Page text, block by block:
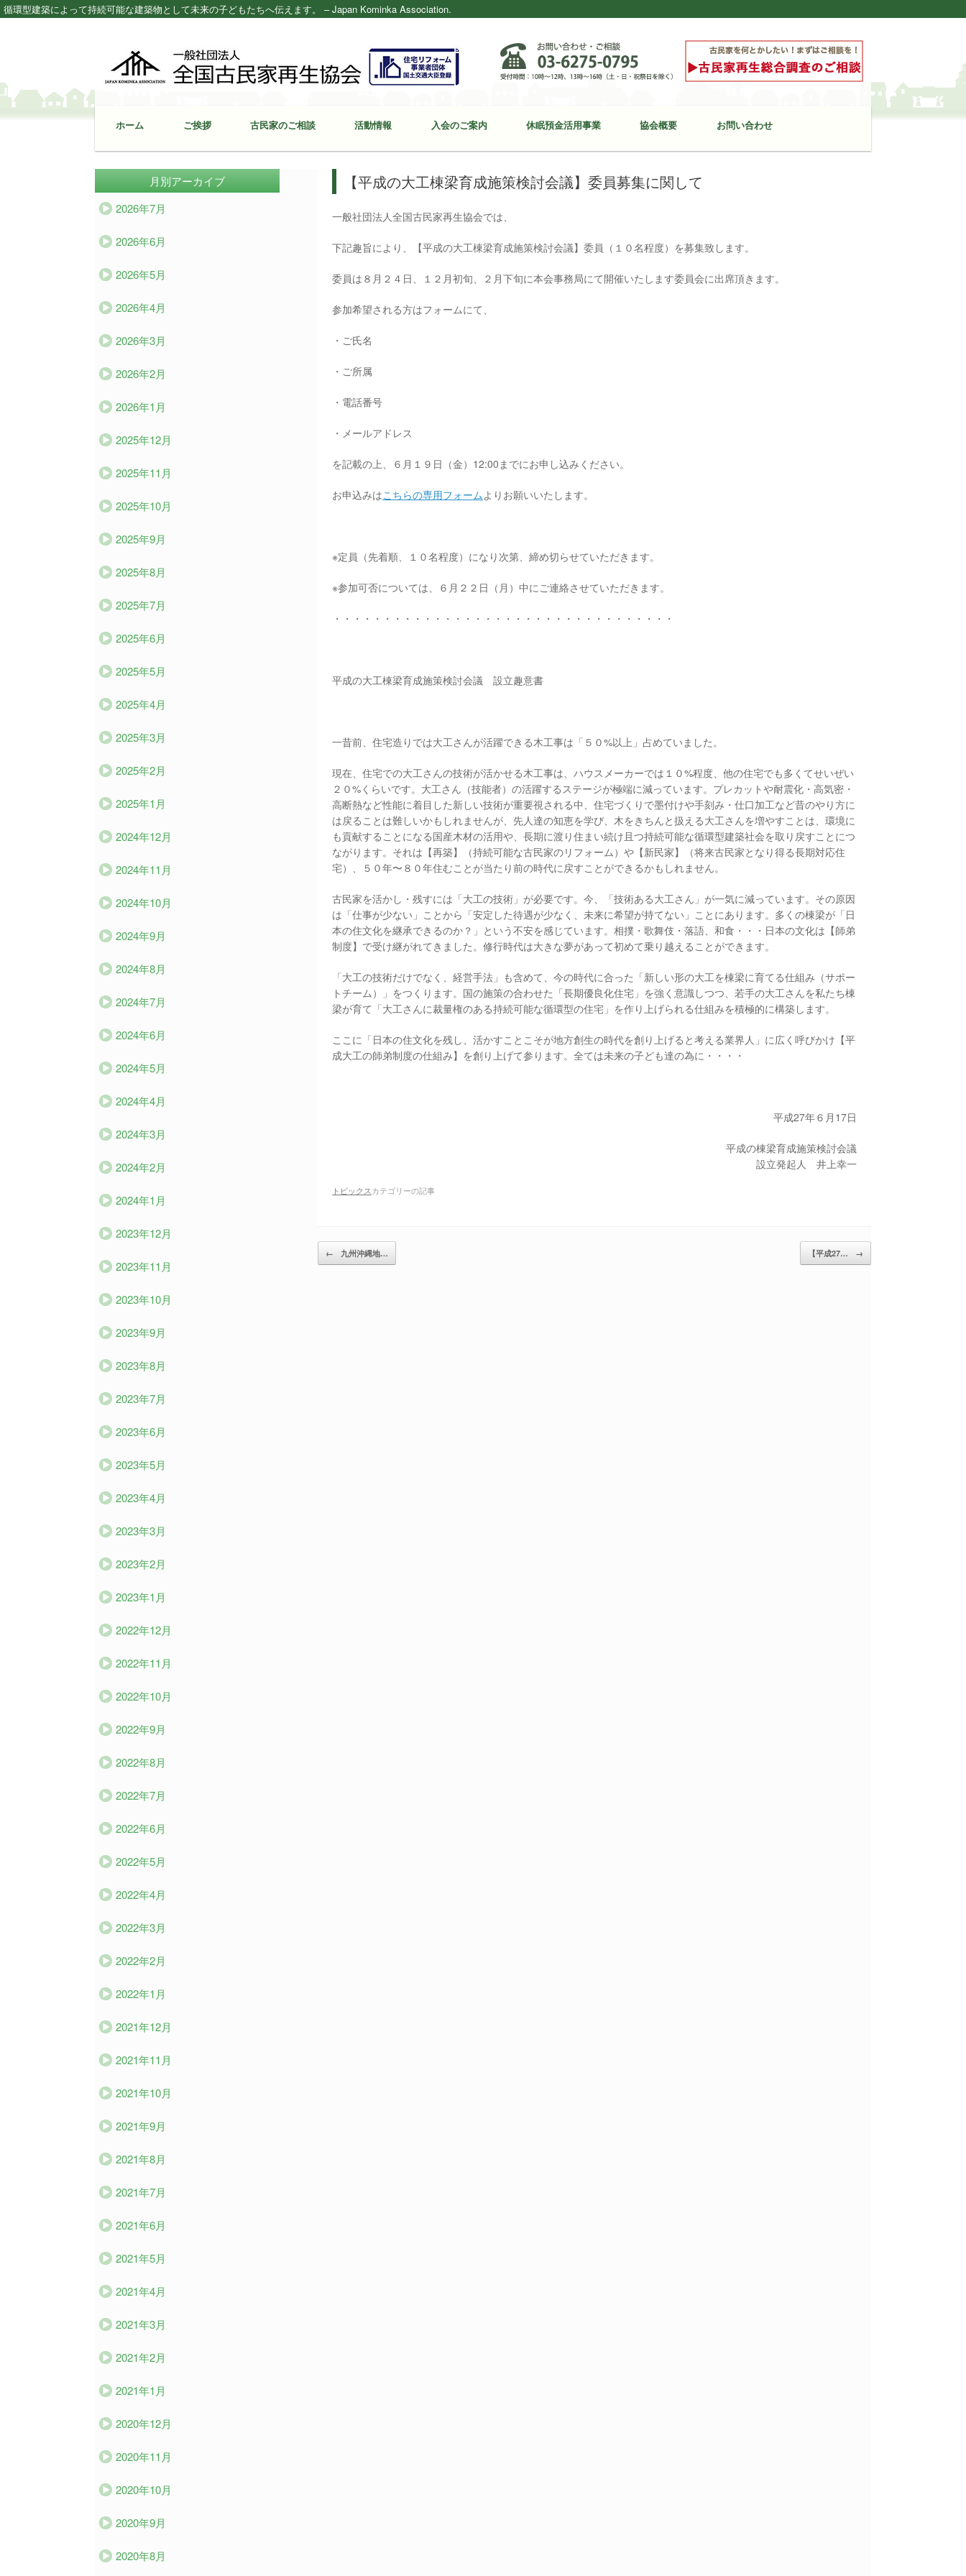
循環型建築によって持続可能な建築物として未来の子どもたちへ伝えます。 – Japan Kominka Association.
ホーム ご挨拶 古民家のご相談 活動情報 入会のご案内 休眠預金活用事業 協会概要 お問い合わせ
【平成の大工棟梁育成施策検討会議】委員募集に関して
一般社団法人全国古民家再生協会では、
下記趣旨により、【平成の大工棟梁育成施策検討会議】委員（１０名程度）を募集致します。
委員は８月２４日、１２月初旬、２月下旬に本会事務局にて開催いたします委員会に出席頂きます。
参加希望される方はフォームにて、
・ご氏名
・ご所属
・電話番号
・メールアドレス
を記載の上、６月１９日（金）12:00までにお申し込みください。
お申込みはこちらの専用フォームよりお願いいたします。
※定員（先着順、１０名程度）になり次第、締め切らせていただきます。
※参加可否については、６月２２日（月）中にご連絡させていただきます。
・・・・・・・・・・・・・・・・・・・・・・・・・・・・・・・・・・
平成の大工棟梁育成施策検討会議 設立趣意書
一昔前、住宅造りでは大工さんが活躍できる木工事は「５０%以上」占めていました。
現在、住宅での大工さんの技術が活かせる木工事は、ハウスメーカーでは１０%程度、他の住宅でも多くてせいぜい
２０%くらいです。大工さん（技能者）の活躍するステージが極端に減っています。プレカットや耐震化・高気密・
高断熱など性能に着目した新しい技術が重要視される中、住宅づくりで墨付けや手刻み・仕口加工など昔のやり方に
は戻ることは難しいかもしれませんが、先人達の知恵を学び、木をきちんと扱える大工さんを増やすことは、環境に
も貢献することになる国産木材の活用や、長期に渡り住まい続け且つ持続可能な循環型建築社会を取り戻すことにつ
ながります。それは【再築】（持続可能な古民家のリフォーム）や【新民家】（将来古民家となり得る長期対応住
宅）、５０年〜８０年住むことが当たり前の時代に戻すことができるかもしれません。
古民家を活かし・残すには「大工の技術」が必要です。今、「技術ある大工さん」が一気に減っています。その原因
は「仕事が少ない」ことから「安定した待遇が少なく、未来に希望が持てない」ことにあります。多くの棟梁が「日
本の住文化を継承できるのか？」という不安を感じています。相撲・歌舞伎・落語、和食・・・日本の文化は【師弟
制度】で受け継がれてきました。修行時代は大きな夢があって初めて乗り越えることができます。
「大工の技術だけでなく、経営手法」も含めて、今の時代に合った「新しい形の大工を棟梁に育てる仕組み（サポー
トチーム）」をつくります。国の施策の合わせた「長期優良化住宅」を強く意識しつつ、若手の大工さんを私たち棟
梁が育て「大工さんに裁量権のある持続可能な循環型の住宅」を作り上げられる仕組みを積極的に構築します。
ここに「日本の住文化を残し、活かすことこそが地方創生の時代を創り上げると考える業界人」に広く呼びかけ【平
成大工の師弟制度の仕組み】を創り上げて参ります。全ては未来の子ども達の為に・・・・
平成27年６月17日
平成の棟梁育成施策検討会議
設立発起人 井上幸一
トピックスカテゴリーの記事
投稿ナビゲーション
← 九州沖縄地… 【平成27… →
月別アーカイブ
2026年7月
2026年6月
2026年5月
2026年4月
2026年3月
2026年2月
2026年1月
2025年12月
2025年11月
2025年10月
2025年9月
2025年8月
2025年7月
2025年6月
2025年5月
2025年4月
2025年3月
2025年2月
2025年1月
2024年12月
2024年11月
2024年10月
2024年9月
2024年8月
2024年7月
2024年6月
2024年5月
2024年4月
2024年3月
2024年2月
2024年1月
2023年12月
2023年11月
2023年10月
2023年9月
2023年8月
2023年7月
2023年6月
2023年5月
2023年4月
2023年3月
2023年2月
2023年1月
2022年12月
2022年11月
2022年10月
2022年9月
2022年8月
2022年7月
2022年6月
2022年5月
2022年4月
2022年3月
2022年2月
2022年1月
2021年12月
2021年11月
2021年10月
2021年9月
2021年8月
2021年7月
2021年6月
2021年5月
2021年4月
2021年3月
2021年2月
2021年1月
2020年12月
2020年11月
2020年10月
2020年9月
2020年8月